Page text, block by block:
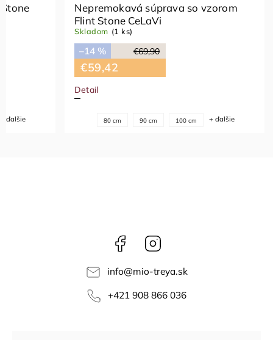
+ ďalšie
Nepremokavá súprava so vzorom
Flint Stone CeLaVi
Skladom (1 ks)
€69,90
–14 %
€59,42
Detail
80 cm 90 cm 100 cm + ďalšie
Facebook
info@mio-treya.sk
+421 908 866 036